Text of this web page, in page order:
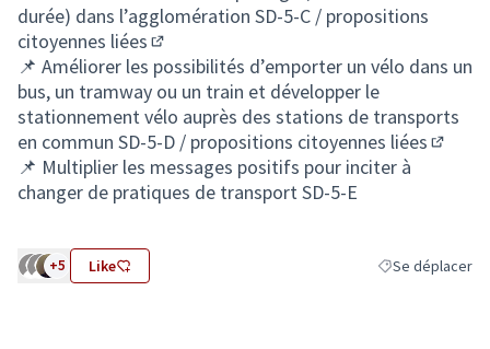
durée) dans l’agglomération SD-5-C / propositions
citoyennes liées
(S'ouvre dans un nouvel onglet)
📌 Améliorer les possibilités d’emporter un vélo dans un
bus, un tramway ou un train et développer le
stationnement vélo auprès des stations de transports
en commun SD-5-D / propositions citoyennes liées
📌 Multiplier les messages positifs pour inciter à
changer de pratiques de transport SD-5-E
+5 Like Filtrer les
Se déplacer